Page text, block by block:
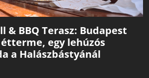
& BBQ Terasz: Budapest
egy lehúzós
a Halászbástyánál